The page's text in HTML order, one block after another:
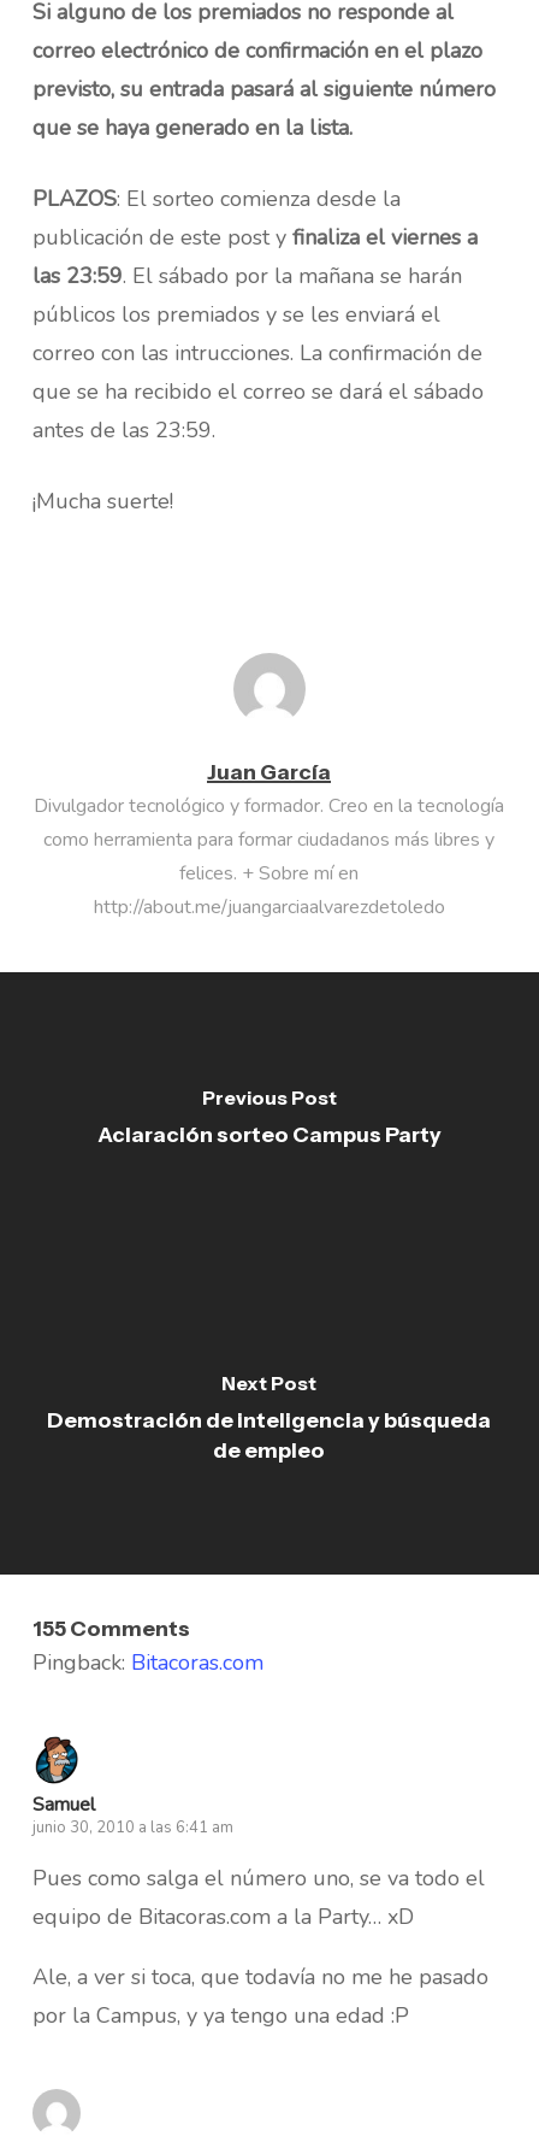
Si alguno de los premiados no responde al
correo electrónico de confirmación en el plazo
previsto, su entrada pasará al siguiente número
que se haya generado en la lista.
PLAZOS: El sorteo comienza desde la
publicación de este post y finaliza el viernes a
las 23:59. El sábado por la mañana se harán
públicos los premiados y se les enviará el
correo con las intrucciones. La confirmación de
que se ha recibido el correo se dará el sábado
antes de las 23:59.
¡Mucha suerte!
Juan García
Divulgador tecnológico y formador. Creo en la tecnología
como herramienta para formar ciudadanos más libres y
felices. + Sobre mí en
http://about.me/juangarciaalvarezdetoledo
Previous Post
Aclaración sorteo Campus Party
Next Post
Demostración de inteligencia y búsqueda
de empleo
155 Comments
Pingback: Bitacoras.com
Samuel
junio 30, 2010 a las 6:41 am
Pues como salga el número uno, se va todo el
equipo de Bitacoras.com a la Party… xD
Ale, a ver si toca, que todavía no me he pasado
por la Campus, y ya tengo una edad :P